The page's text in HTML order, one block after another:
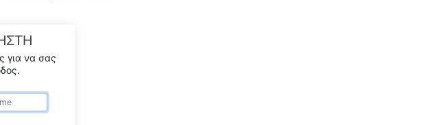
για να σας